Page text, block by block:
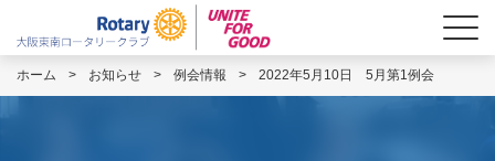
ホーム > お知らせ > 例会情報 > 2022年5月10日 5月第1例会